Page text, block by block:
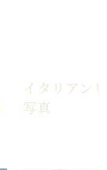
イタリアン
写真